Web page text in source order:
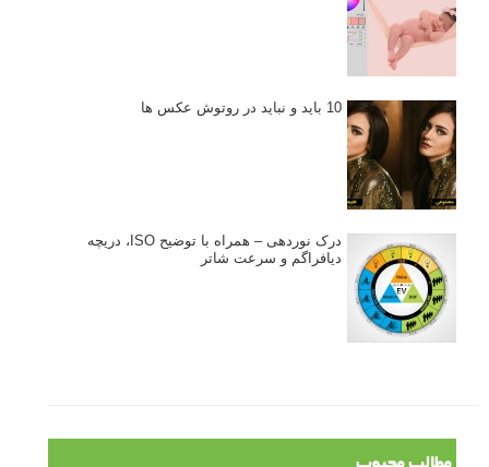
10 باید و نباید در روتوش عکس ها
درک نوردهی – همراه با توضیح ISO، دریچه
دیافراگم و سرعت شاتر